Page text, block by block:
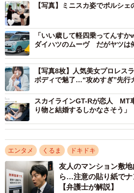
【写真】ミニスカ姿でポルシ
「いい歳して軽四乗ってんす
ダイハツのムーヴ だがヤツは
【写真8枚】人気美女プロレス
ボディで魅了…“攻めすぎ”先行
スカイラインGT-Rが恋人 MT
り物と結婚するしかなさそう
エンタメ くるま ドキドキ
友人のマンション敷
ら…注意の貼り紙で
【弁護士が解説】